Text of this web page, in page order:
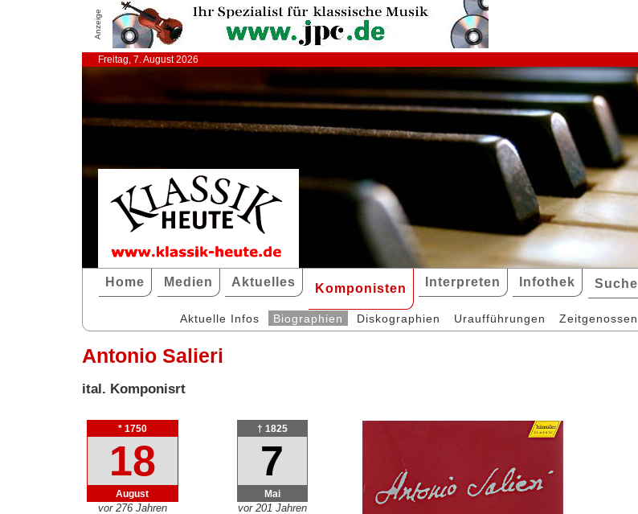
Anzeige
Freitag, 7. August 2026
Home Medien Aktuelles Komponisten Interpreten Infothek Suche
Aktuelle Infos Biographien Diskographien Uraufführungen Zeitgenossen
Antonio Salieri
ital. Komponisrt
* 1750
18
August
vor 276 Jahren
† 1825
7
Mai
vor 201 Jahren